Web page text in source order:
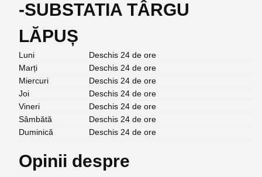
-SUBSTATIA TÂRGU
LĂPUȘ
Luni
Deschis 24 de ore
Marți
Deschis 24 de ore
Miercuri
Deschis 24 de ore
Joi
Deschis 24 de ore
Vineri
Deschis 24 de ore
Sâmbătă
Deschis 24 de ore
Duminică
Deschis 24 de ore
Opinii despre